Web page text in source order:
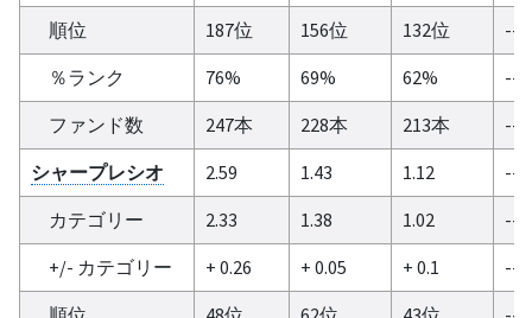
順位
187位 156位 132位
--
％ランク
76% 69% 62%
--
ファンド数
247本 228本 213本
--
シャープレシオ
2.59 1.43 1.12
--
カテゴリー
2.33 1.38 1.02
--
+/- カテゴリー
+ 0.26 + 0.05 + 0.1
--